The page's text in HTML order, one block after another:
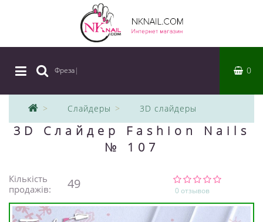
Фреза| 0
Слайдеры 3D слайдеры
3D Слайдер Fashion Nails
№ 107
Кількість
продажів:
49 0 отзывов